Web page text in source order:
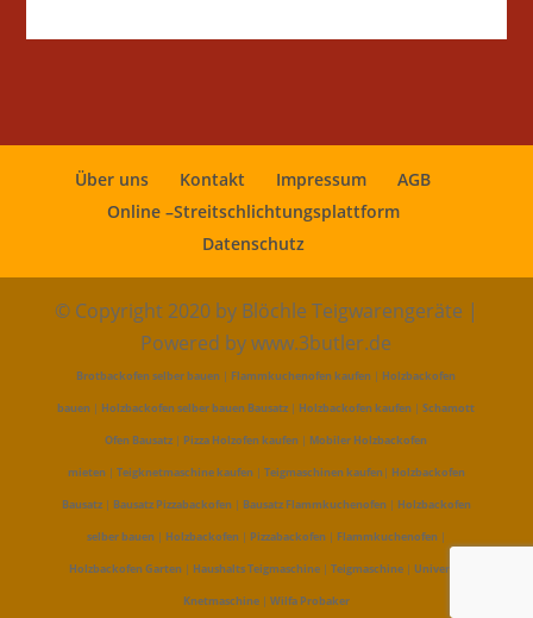
Über uns Kontakt Impressum
AGB
Online –Streitschlichtungsplattform
Datenschutz
© Copyright 2020 by Blöchle Teigwarengeräte |
Powered by www.3butler.de
Brotbackofen selber bauen | Flammkuchenofen kaufen | Holzbackofen
bauen | Holzbackofen selber bauen Bausatz | Holzbackofen kaufen |Schamott
Ofen Bausatz | Pizza Holzofen kaufen | Mobiler Holzbackofen
mieten| Teigknetmaschine kaufen| Teigmaschinen kaufen| Holzbackofen
Bausatz| Bausatz Pizzabackofen| Bausatz Flammkuchenofen| Holzbackofen
selber bauen| Holzbackofen| Pizzabackofen| Flammkuchenofen|
Holzbackofen Garten| Haushalts Teigmaschine| Teigmaschine| Universal
Knetmaschine| Wilfa Probaker